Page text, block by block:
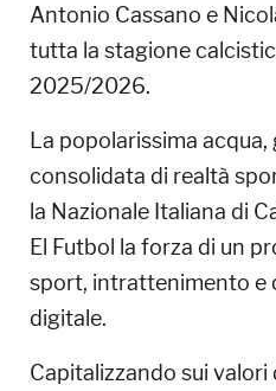
Antonio Cassano e
tutta la stagione
2025/2026.
La popolarissima
consolidata di realtà
la Nazionale Italiana di
El Futbol la forza di un
sport, intrattenimento e
digitale.
Capitalizzando sui valori